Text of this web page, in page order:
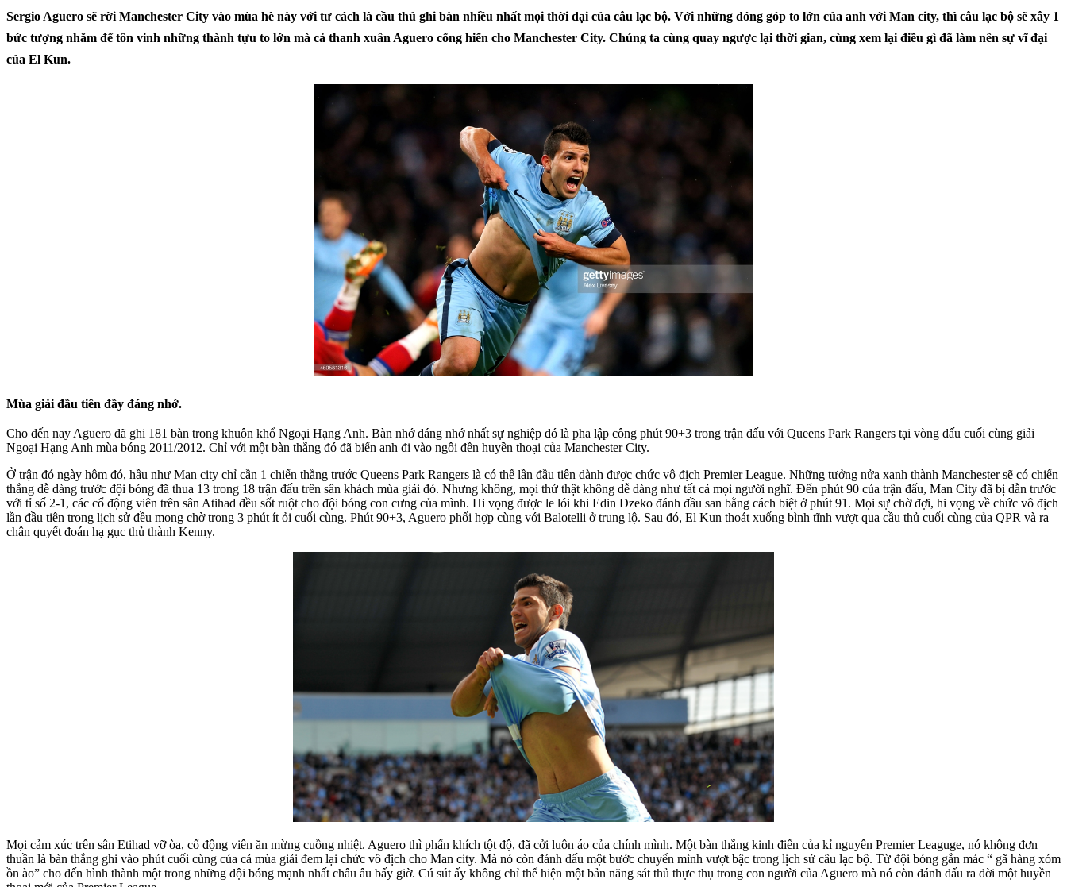
Sergio Aguero sẽ rời Manchester City vào mùa hè này với tư cách là cầu thủ ghi bàn nhiều nhất mọi thời đại của câu lạc bộ. Với những đóng góp to lớn của anh với Man city, thì câu lạc bộ sẽ xây 1
bức tượng nhằm để tôn vinh những thành tựu to lớn mà cả thanh xuân Aguero cống hiến cho Manchester City. Chúng ta cùng quay ngược lại thời gian, cùng xem lại điều gì đã làm nên sự vĩ đại
của El Kun.
Mùa giải đầu tiên đầy đáng nhớ.
Cho đến nay Aguero đã ghi 181 bàn trong khuôn khổ Ngoại Hạng Anh. Bàn nhớ đáng nhớ nhất sự nghiệp đó là pha lập công phút 90+3 trong trận đấu với Queens Park Rangers tại vòng đấu cuối cùng giải
Ngoại Hạng Anh mùa bóng 2011/2012. Chỉ với một bàn thắng đó đã biến anh đi vào ngôi đền huyền thoại của Manchester City.
Ở trận đó ngày hôm đó, hầu như Man city chỉ cần 1 chiến thắng trước Queens Park Rangers là có thể lần đầu tiên dành được chức vô địch Premier League. Những tưởng nửa xanh thành Manchester sẽ có chiến
thắng dễ dàng trước đội bóng đã thua 13 trong 18 trận đấu trên sân khách mùa giải đó. Nhưng không, mọi thứ thật không dễ dàng như tất cả mọi người nghĩ. Đến phút 90 của trận đấu, Man City đã bị dẫn trước
với tỉ số 2-1, các cổ động viên trên sân Atihad đều sốt ruột cho đội bóng con cưng của mình. Hi vọng được le lói khi Edin Dzeko đánh đầu san bằng cách biệt ở phút 91. Mọi sự chờ đợi, hi vọng về chức vô địch
lần đầu tiên trong lịch sử đều mong chờ trong 3 phút ít ỏi cuối cùng. Phút 90+3, Aguero phối hợp cùng với Balotelli ở trung lộ. Sau đó, El Kun thoát xuống bình tĩnh vượt qua cầu thủ cuối cùng của QPR và ra
chân quyết đoán hạ gục thủ thành Kenny.
Mọi cảm xúc trên sân Etihad vỡ òa, cổ động viên ăn mừng cuồng nhiệt. Aguero thì phấn khích tột độ, đã cởi luôn áo của chính mình. Một bàn thắng kinh điển của kỉ nguyên Premier Leaguge, nó không đơn
thuần là bàn thắng ghi vào phút cuối cùng của cả mùa giải đem lại chức vô địch cho Man city. Mà nó còn đánh dấu một bước chuyển mình vượt bậc trong lịch sử câu lạc bộ. Từ đội bóng gắn mác “ gã hàng xóm
ồn ào” cho đến hình thành một trong những đội bóng mạnh nhất châu âu bấy giờ. Cú sút ấy không chỉ thể hiện một bản năng sát thủ thực thụ trong con người của Aguero mà nó còn đánh dấu ra đời một huyền